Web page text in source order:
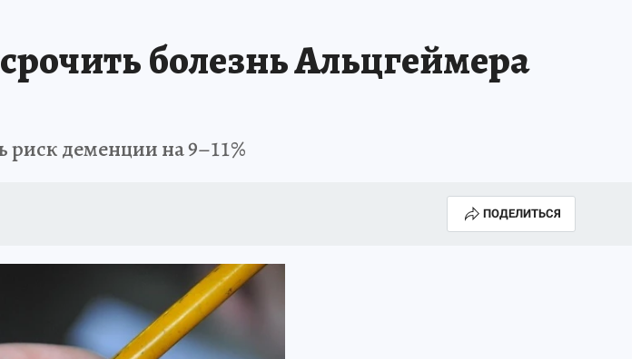
болезнь Альцгеймера
риск деменции на 9–11%
ПОДЕЛИТЬСЯ